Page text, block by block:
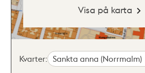
Visa på karta
Kvarter: Sankta anna (Norrmalm)